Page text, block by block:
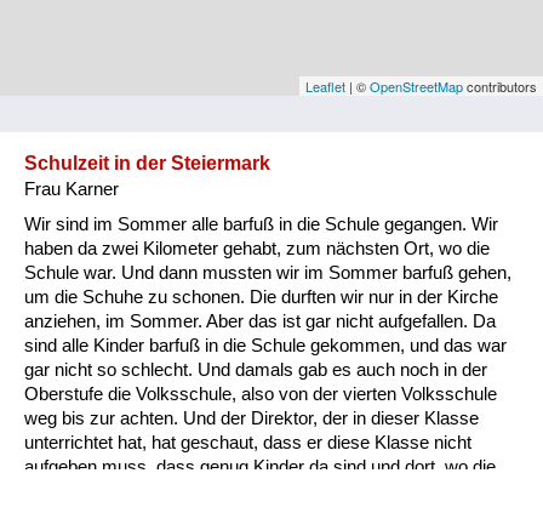
Vorarlberg
Besatzungsmächte
Frauen, Mütter, Kinder
Versorgung
Heimkehrer
Fluchtgeschichten
Leaflet | ©OpenStreetMapcontributors
Schulzeit in der Steiermark
Frau Karner
Wir sind im Sommer alle barfuß in die Schule gegangen. Wir
haben da zwei Kilometer gehabt, zum nächsten Ort, wo die
Schule war. Und dann mussten wir im Sommer barfuß gehen,
um die Schuhe zu schonen. Die durften wir nur in der Kirche
anziehen, im Sommer. Aber das ist gar nicht aufgefallen. Da
sind alle Kinder barfuß in die Schule gekommen, und das war
gar nicht so schlecht. Und damals gab es auch noch in der
Oberstufe die Volksschule, also von der vierten Volksschule
weg bis zur achten. Und der Direktor, der in dieser Klasse
unterrichtet hat, hat geschaut, dass er diese Klasse nicht
aufgeben muss, dass genug Kinder da sind und dort, wo die